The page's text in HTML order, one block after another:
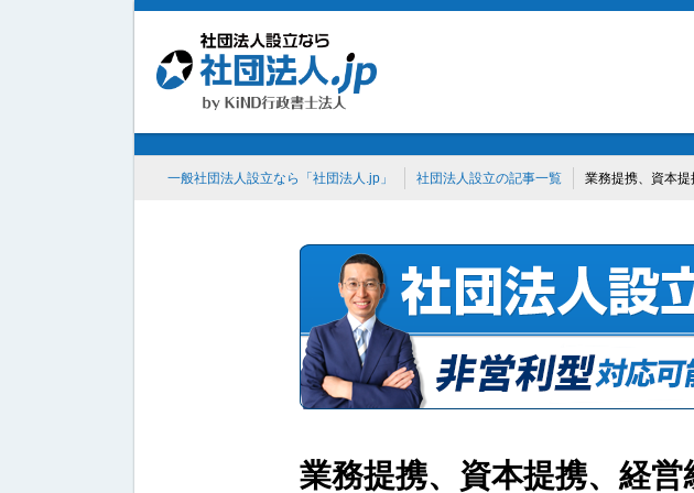
一般社団法人設立なら「社団法人.jp」 社団法人設立の記事一覧 業務提携、資本
業務提携、資本提携、経